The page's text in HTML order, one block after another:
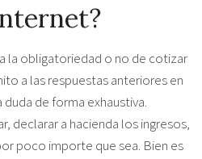
la obligatoriedad o no de cotizar
a las respuestas anteriores en
de forma exhaustiva.
declarar a hacienda los ingresos,
poco importe que sea. Bien es